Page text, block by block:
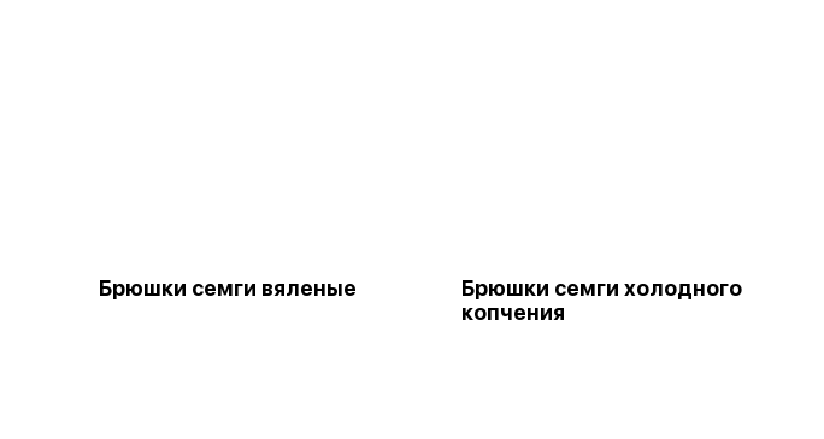
Брюшки семги вяленые
Брюшки семги холодного
копчения